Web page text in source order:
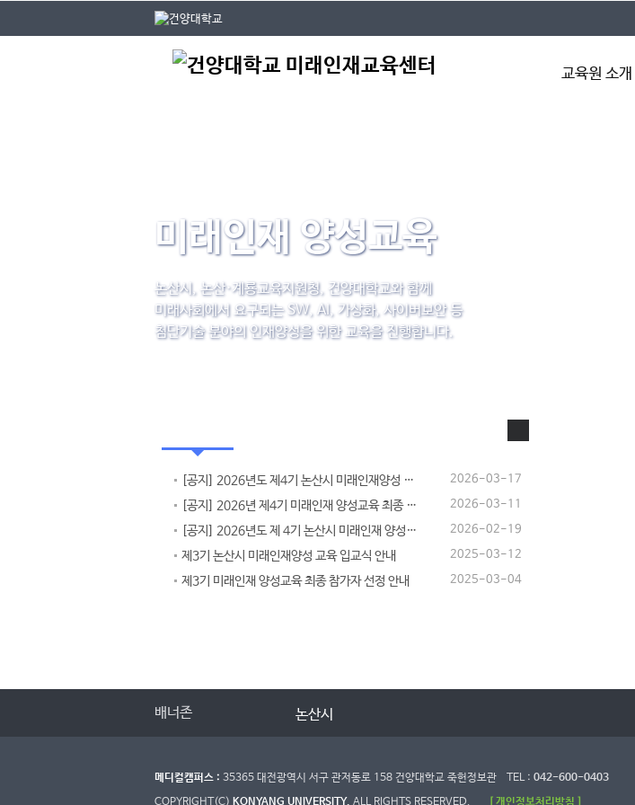
교육원 소개
미래인재 양성교육
논산시, 논산·계룡교육지원청, 건양대학교와 함께
미래사회에서 요구되는 SW, AI, 가상화, 사이버보안 등
첨단기술 분야의 인재양성을 위한 교육을 진행합니다.
[공지] 2026년도 제4기 논산시 미래인재양성 교육 입교식 안내 2026-03-17
[공지] 2026년 제4기 미래인재 양성교육 최종 참가자 선정 안내 2026-03-11
[공지] 2026년도 제 4기 논산시 미래인재 양성교육 수강생 모집 안내 2026-02-19
제3기 논산시 미래인재양성 교육 입교식 안내 2025-03-12
제3기 미래인재 양성교육 최종 참가자 선정 안내 2025-03-04
배너존 논산시
메디컬캠퍼스 : 35365 대전광역시 서구 관저동로 158 건양대학교 죽헌정보관 TEL : 042-600-0403
COPYRIGHT(C) KONYANG UNIVERSITY. ALL RIGHTS RESERVED. [ 개인정보처리방침 ]